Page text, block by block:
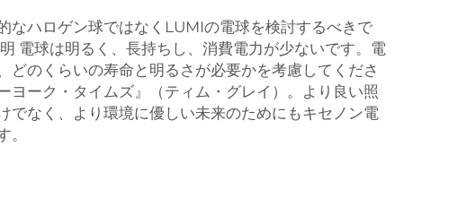
なハロゲン球ではなくLUMIの電球を検討するべきで
電球は明るく、長持ちし、消費電力が少ないです。電
どのくらいの寿命と明るさが必要かを考慮してくださ
ヨーク・タイムズ』（ティム・グレイ）。より良い照
でなく、より環境に優しい未来のためにもキセノン電
。